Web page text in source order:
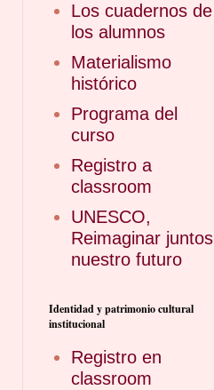
Los cuadernos de
los alumnos
Materialismo
histórico
Programa del
curso
Registro a
classroom
UNESCO,
Reimaginar juntos
nuestro futuro
Identidad y patrimonio cultural
institucional
Registro en
classroom